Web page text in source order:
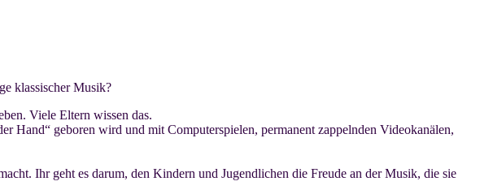
klassischer Musik?
Viele Eltern wissen das.
Hand“ geboren wird und mit Computerspielen, permanent zappelnden Videokanälen,
. Ihr geht es darum, den Kindern und Jugendlichen die Freude an der Musik, die sie